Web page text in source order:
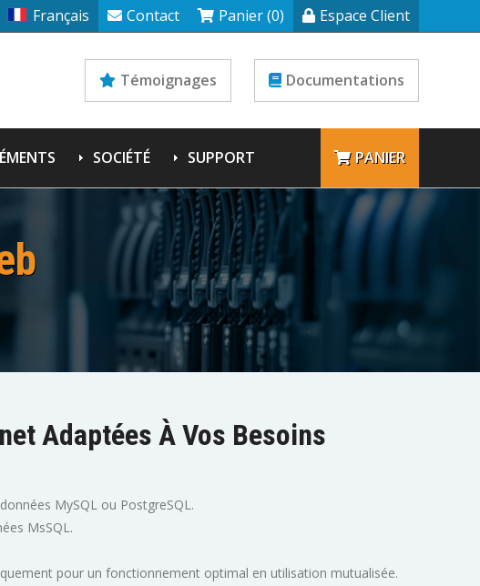
Français Contact Panier (0) Espace Client
Témoignages Documentations
SOCIÉTÉ SUPPORT PANIER
Adaptées À Vos Besoins
MySQL ou PostgreSQL.
MsSQL.
pour un fonctionnement optimal en utilisation mutualisée.